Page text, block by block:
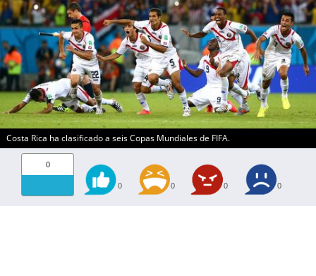
Costa Rica ha clasificado a seis Copas Mundiales de FIFA.
0
0 0 0 0